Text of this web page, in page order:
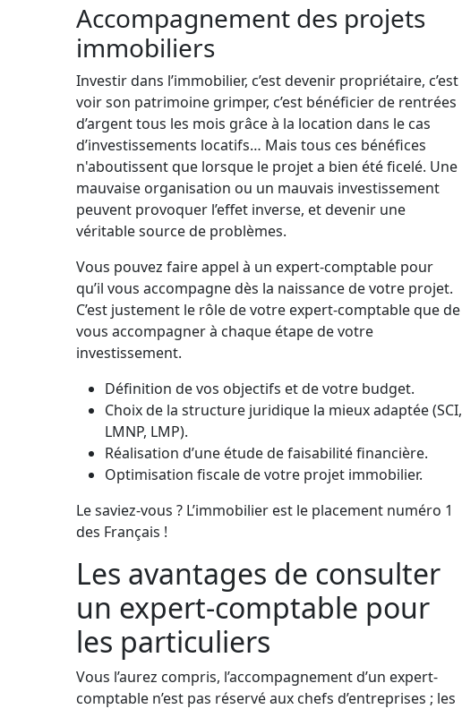
Accompagnement des projets
immobiliers
Investir dans l’immobilier, c’est devenir propriétaire, c’est
voir son patrimoine grimper, c’est bénéficier de rentrées
d’argent tous les mois grâce à la location dans le cas
d’investissements locatifs… Mais tous ces bénéfices
n'aboutissent que lorsque le projet a bien été ficelé. Une
mauvaise organisation ou un mauvais investissement
peuvent provoquer l’effet inverse, et devenir une
véritable source de problèmes.
Vous pouvez faire appel à un expert-comptable pour
qu’il vous accompagne dès la naissance de votre projet.
C’est justement le rôle de votre expert-comptable que de
vous accompagner à chaque étape de votre
investissement.
Définition de vos objectifs et de votre budget.
Choix de la structure juridique la mieux adaptée (SCI,
LMNP, LMP).
Réalisation d’une étude de faisabilité financière.
Optimisation fiscale de votre projet immobilier.
Le saviez-vous ? L’immobilier est le placement numéro 1
des Français !
Les avantages de consulter
un expert-comptable pour
les particuliers
Vous l’aurez compris, l’accompagnement d’un expert-
comptable n’est pas réservé aux chefs d’entreprises ; les